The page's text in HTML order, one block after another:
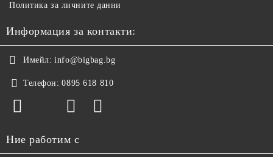
Политика за личните данни
Информация за контакти:
Имейл: info@bigbag.bg
Телефон: 0895 618 810
Ние работим с